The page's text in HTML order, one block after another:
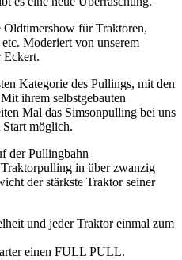
für Traktoren,
Moderiert von unserem
Eckert.
Kategorie des Pullings, mit den
ihrem selbstgebauten
Mal das Simsonpulling bei uns
möglich.
der Pullingbahn
in über zwanzig
der stärkste Traktor seiner
und jeder Traktor einmal zum
einen FULL PULL.